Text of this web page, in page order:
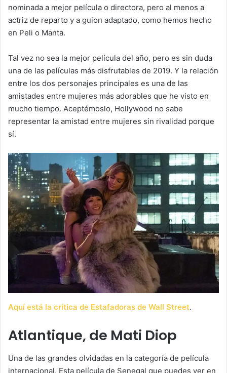
nominada a mejor película o directora, pero al menos a
actriz de reparto y a guion adaptado, como hemos hecho
en Peli o Manta.
Tal vez no sea la mejor película del año, pero es sin duda
una de las películas más disfrutables de 2019. Y la relación
entre los dos personajes principales es una de las
amistades entre mujeres más adorables que he visto en
mucho tiempo. Aceptémoslo, Hollywood no sabe
representar la amistad entre mujeres sin rivalidad porque
sí.
Aquí está la crítica de Estafadoras de Wall Street.
Atlantique, de Mati Diop
Una de las grandes olvidadas en la categoría de película
internacional. Esta película de Senegal que puedes ver en